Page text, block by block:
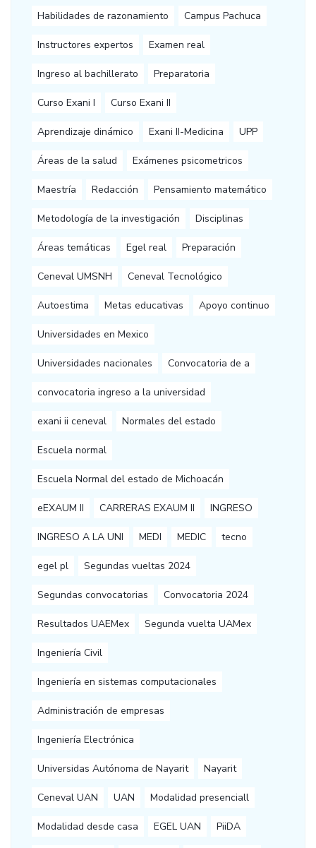
Habilidades de razonamiento Campus Pachuca
Instructores expertos Examen real
Ingreso al bachillerato Preparatoria
Curso Exani I Curso Exani II
Aprendizaje dinámico Exani II-Medicina UPP
Áreas de la salud Exámenes psicometricos
Maestría Redacción Pensamiento matemático
Metodología de la investigación Disciplinas
Áreas temáticas Egel real Preparación
Ceneval UMSNH Ceneval Tecnológico
Autoestima Metas educativas Apoyo continuo
Universidades en Mexico
Universidades nacionales Convocatoria de a
convocatoria ingreso a la universidad
exani ii ceneval Normales del estado
Escuela normal
Escuela Normal del estado de Michoacán
eEXAUM II CARRERAS EXAUM II INGRESO
INGRESO A LA UNI MEDI MEDIC tecno
egel pl Segundas vueltas 2024
Segundas convocatorias Convocatoria 2024
Resultados UAEMex Segunda vuelta UAMex
Ingeniería Civil
Ingeniería en sistemas computacionales
Administración de empresas
Ingeniería Electrónica
Universidas Autónoma de Nayarit Nayarit
Ceneval UAN UAN Modalidad presenciall
Modalidad desde casa EGEL UAN PiiDA